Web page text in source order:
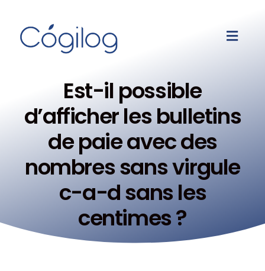
Est-il possible
d’afficher les bulletins
de paie avec des
nombres sans virgule
c-a-d sans les
centimes ?